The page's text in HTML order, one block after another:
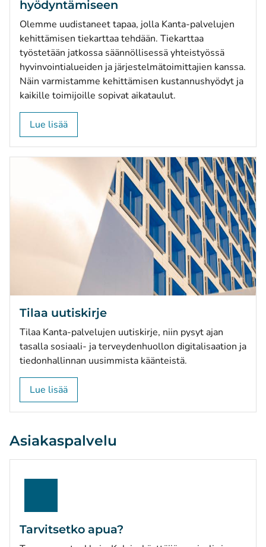
hyödyntämiseen
Olemme uudistaneet tapaa, jolla Kanta-palvelujen
kehittämisen tiekarttaa tehdään. Tiekarttaa
työstetään jatkossa säännöllisessä yhteistyössä
hyvinvointialueiden ja järjestelmätoimittajien kanssa.
Näin varmistamme kehittämisen kustannushyödyt ja
kaikille toimijoille sopivat aikataulut.
Lue lisää
Tilaa uutiskirje
Tilaa Kanta-palvelujen uutiskirje, niin pysyt ajan
tasalla sosiaali- ja terveydenhuollon digitalisaation ja
tiedonhallinnan uusimmista käänteistä.
Lue lisää
Asiakaspalvelu
Tarvitsetko apua?